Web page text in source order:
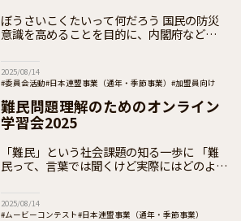
ぼうさいこくたいって何だろう 国民の防災
意識を高めることを目的に、内閣府などが主
10回目を迎える2025年は
2025/08/14
#委員会活動#日本連盟事業（通年・季節事業） #加盟員向け
難民問題理解のためのオンライン
学習会2025
「難民」という社会課題の知る一歩に 「難
民って、言葉では聞くけど実際にはどのよう
カウトの衣料回収プロジェク
2025/08/14
#ムービーコンテスト#日本連盟事業（通年・季節事業）